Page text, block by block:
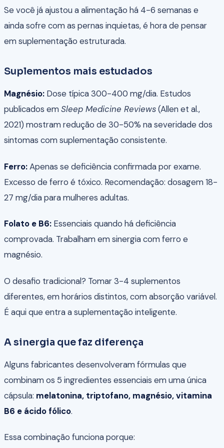
Se você já ajustou a alimentação há 4-6 semanas e
ainda sofre com as pernas inquietas, é hora de pensar
em suplementação estruturada.
Suplementos mais estudados
Magnésio: Dose típica 300-400 mg/dia. Estudos
publicados emSleep Medicine Reviews(Allen et al.,
2021) mostram redução de 30-50% na severidade dos
sintomas com suplementação consistente.
Ferro:Apenas se deficiência confirmada por exame.
Excesso de ferro é tóxico. Recomendação: dosagem 18-
27 mg/dia para mulheres adultas.
Folato e B6: Essenciais quando há deficiência
comprovada. Trabalham em sinergia com ferro e
magnésio.
O desafio tradicional? Tomar 3-4 suplementos
diferentes, em horários distintos, com absorção variável.
É aqui que entra a suplementação inteligente.
A sinergia que faz diferença
Alguns fabricantes desenvolveram fórmulas que
combinam os 5 ingredientes essenciais em uma única
cápsula: melatonina, triptofano, magnésio, vitamina
B6 e ácido fólico.
Essa combinação funciona porque: